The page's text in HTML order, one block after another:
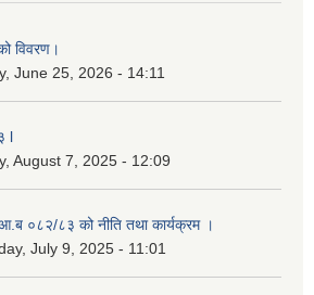
विवरण।
June 25, 2026 - 14:11
l
August 7, 2025 - 12:09
आ.ब ०८२/८३ को नीति तथा कार्यक्रम ।
July 9, 2025 - 11:01